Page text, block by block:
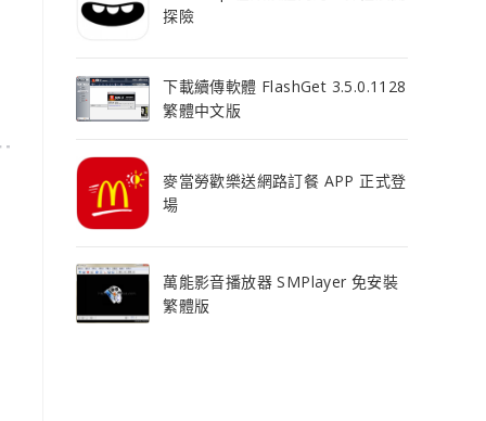
探險
下載續傳軟體 FlashGet 3.5.0.1128
繁體中文版
麥當勞歡樂送網路訂餐 APP 正式登
場
萬能影音播放器 SMPlayer 免安裝
繁體版